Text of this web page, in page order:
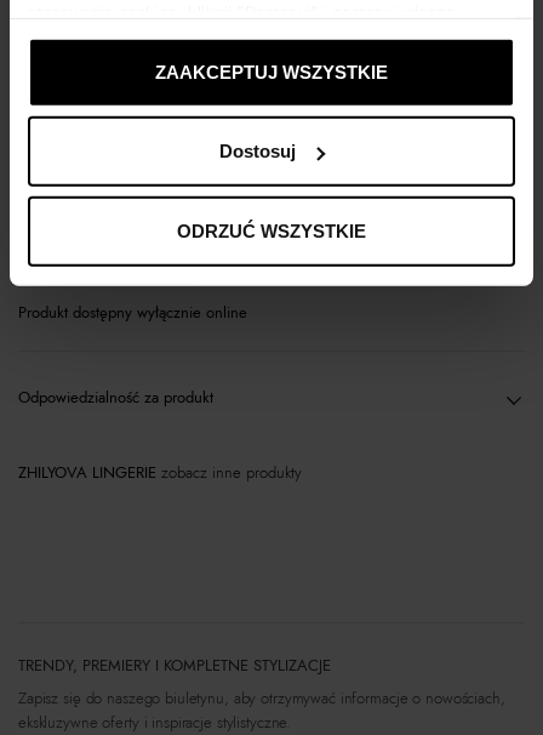
ustawienia prywatności.
ZAAKCEPTUJ WSZYSTKIE
Dostosuj
ODRZUĆ WSZYSTKIE
Produkt partnerskiMoliera2
Produkt dostępny wyłącznie online
Odpowiedzialność za produkt
ZHILYOVA LINGERIE zobacz inne produkty
TRENDY, PREMIERY I KOMPLETNE STYLIZACJE
Zapisz się do naszego biuletynu, aby otrzymywać informacje o nowościach,
ekskluzywne oferty i inspiracje stylistyczne.